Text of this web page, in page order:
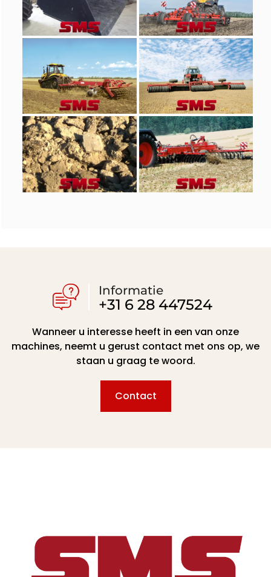
Informatie
+31 6 28 447524
Wanneer u interesse heeft in een van onze
machines, neemt u gerust contact met ons op, we
staan u graag te woord.
Contact